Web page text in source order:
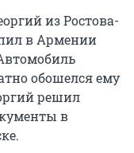
из Ростова-
в Армении
обошелся ему
решил
в